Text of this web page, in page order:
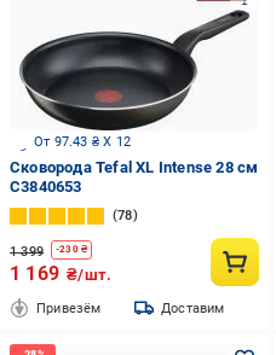
От 97.43 ₴ X 12
Сковорода Tefal XL Intense 28 см
C3840653
78
1 399 -230₴
1 169 ₴/шт.
Привезём Доставим